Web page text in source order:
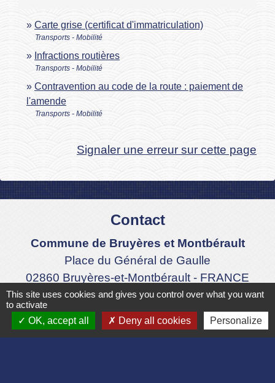
Carte grise (certificat d'immatriculation)
Transports - Mobilité
Infractions routières
Transports - Mobilité
Contravention au code de la route : paiement de
l'amende
Transports - Mobilité
Signaler une erreur sur cette page
Contact
Commune de Bruyères et Montbérault
Place du Général de Gaulle
02860 Bruyères-et-Montbérault - FRANCE
+33 3 23 24 74 77
Formulaire de contact
This site uses cookies and gives you control over what you want
to activate
OK, accept all
Deny all cookies Personalize